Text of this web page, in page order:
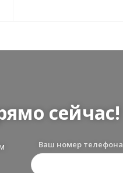
сейчас!
Ваш номер телефона